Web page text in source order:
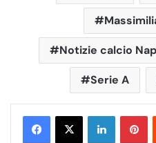
Notizie calcio
Serie A